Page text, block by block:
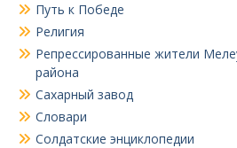
Путь к Победе
Религия
Репрессированные жители
района
Сахарный завод
Словари
Солдатские энциклопедии